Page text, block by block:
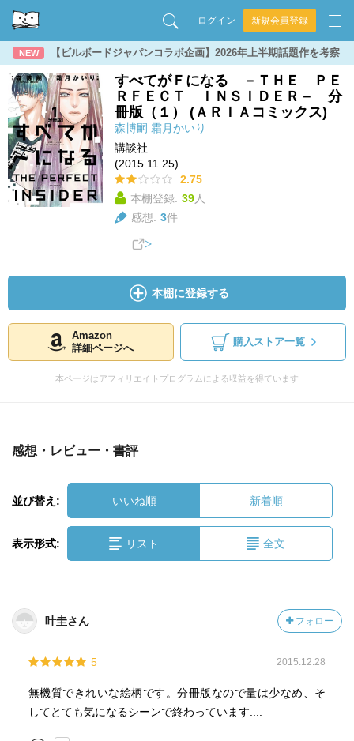
ログイン 新規会員登録
NEW 【ビルボードジャパンコラボ企画】2026年上半期話題作を考察
すべてがＦになる －ＴＨＥ ＰＥ
ＲＦＥＣＴ ＩＮＳＩＤＥＲ－ 分
冊版（１） (ＡＲＩＡコミックス)
森博嗣 霜月かいり
講談社
(2015.11.25)
2.75
本棚登録: 39人
感想: 3件
本棚に登録する
Amazon
詳細ページへ
購入ストア一覧
本ページはアフィリエイトプログラムによる収益を得ています
感想・レビュー・書評
並び替え: いいね順 新着順
表示形式: リスト 全文
叶圭さん フォロー
5 2015.12.28
無機質できれいな絵柄です。分冊版なので量は少なめ、そ
してとても気になるシーンで終わっています....